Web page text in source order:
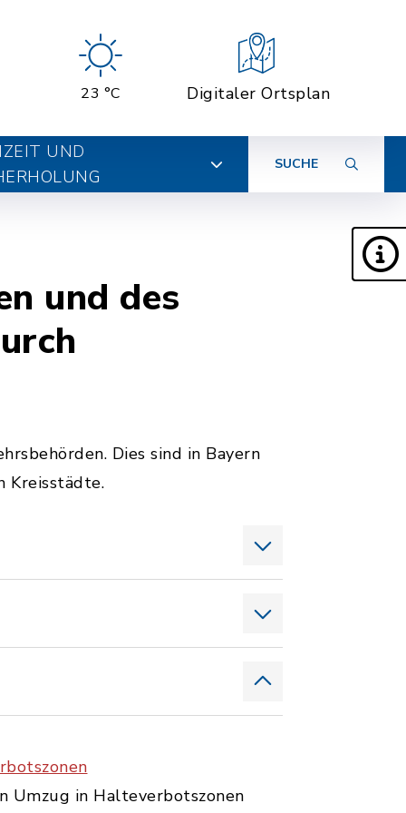
23 °C Digitaler Ortsplan
UND
SUCHE
und des
Dies sind in Bayern
Kreisstädte.
Umzug in Halteverbotszonen